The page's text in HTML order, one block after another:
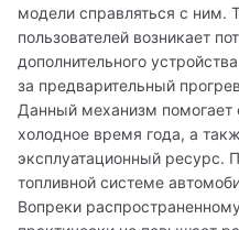
модели справляться с ним.
пользователей возникает
дополнительного
за предварительный
Данный механизм помогает
холодное время года, а
эксплуатационный ресурс.
топливной системе
Вопреки